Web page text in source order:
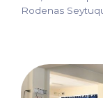
Rodenas